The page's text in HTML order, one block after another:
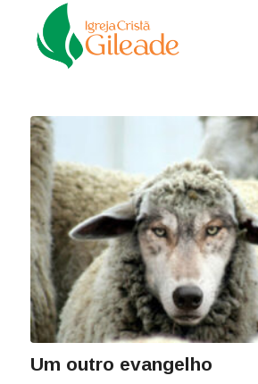
Um outro evangelho